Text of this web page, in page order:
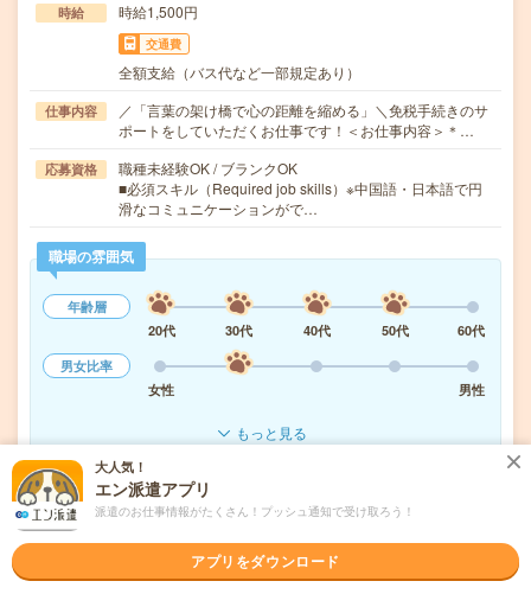
時給 時給1,500円
交通費
全額支給（バス代など一部規定あり）
仕事内容
／「言葉の架け橋で心の距離を縮める」＼免税手続きのサ
ポートをしていただくお仕事です！＜お仕事内容＞＊…
応募資格
職種未経験OK / ブランクOK
■必須スキル（Required job skills）※中国語・日本語で円
滑なコミュニケーションがで…
職場の雰囲気
年齢層
20代
30代 40代 50代
60代
男女比率
女性
男性
もっと見る
気になる! 応募へ進む 詳しく見る
株式会社センチュリーアンドカンパニー（高島屋グループ）
大人気！
エン派遣アプリ
派遣のお仕事情報がたくさん！プッシュ通知で受け取ろう！
アプリをダウンロード